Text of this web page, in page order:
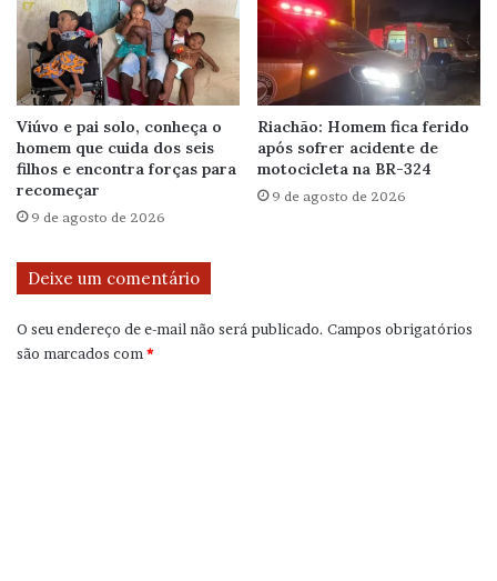
Viúvo e pai solo, conheça o
homem que cuida dos seis
filhos e encontra forças para
recomeçar
9 de agosto de 2026
Riachão: Homem fica ferido
após sofrer acidente de
motocicleta na BR-324
9 de agosto de 2026
Deixe um comentário
O seu endereço de e-mail não será publicado. Campos obrigatórios
são marcados com*